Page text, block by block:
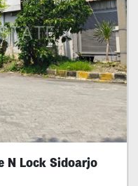
N Lock Sidoarjo